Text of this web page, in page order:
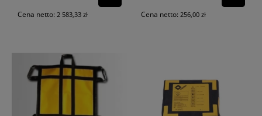
Cena netto: 2 583,33 zł Cena netto: 256,00 zł